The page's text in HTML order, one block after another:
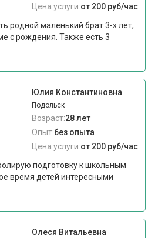
Цена услуги:от 200 руб/час
родной маленький брат 3-х лет,
с рождения. Также есть 3
Юлия Константиновна
Подольск
Возраст:28 лет
Опыт:без опыта
Цена услуги:от 200 руб/час
подготовку к школьным
время детей интересными
Олеся Витальевна